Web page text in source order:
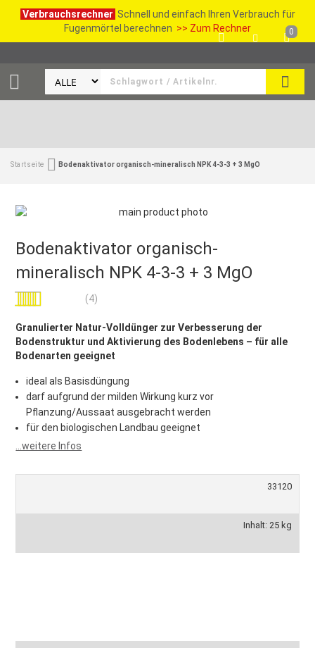
Verbrauchsrechner Schnell und einfach Ihren Verbrauch für
Fugenmörtel berechnen >> Zum Rechner
SUCHE
0
Startseite Bodenaktivator organisch-mineralisch NPK 4-3-3 + 3 MgO
Bodenaktivator organisch-
mineralisch NPK 4-3-3 + 3 MgO
(4)
Granulierter Natur-Volldünger zur Verbesserung der
Bodenstruktur und Aktivierung des Bodenlebens – für alle
Bodenarten geeignet
ideal als Basisdüngung
darf aufgrund der milden Wirkung kurz vor
Pflanzung/Aussaat ausgebracht werden
für den biologischen Landbau geeignet
...weitere Infos
33120
Inhalt: 25 kg